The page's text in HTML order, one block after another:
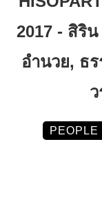
2017 - สิริ
อำนวย, ธ
PEOPLE